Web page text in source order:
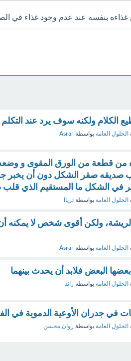
غذاءه بنفسه عند عدم وجود غذاء في
الكلام ولكنه سوف يرد عند التكلم
الحلول العامة بواسطة Asrar
من قطعة من الورق المقوى و
صديقه صقر الشكل دون أن يخبر
في الشكل ما المستقيم الذي
الحلول العامة بواسطة ثرياا
ولكن أقوى شخص لا
الحلول العامة بواسطة Asrar
البعض فلابد أن يحدث بينهما
الحلول العامة بواسطة رائد
جدران الأوعية الدموية في
الحلول العامة بواسطة روان محسن